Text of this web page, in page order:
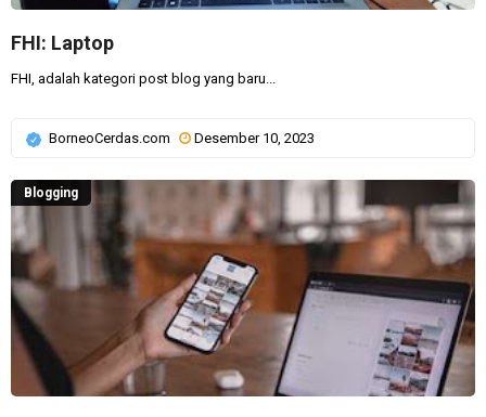
FHI: Laptop
FHI, adalah kategori post blog yang baru...
BorneoCerdas.com Desember 10, 2023
Blogging